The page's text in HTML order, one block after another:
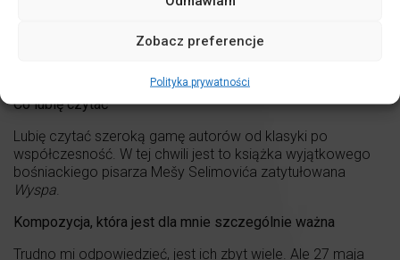
Zobacz preferencje
Polityka prywatności
Człowiek, którego podziwiam
Co lubię czytać
Lubię czytać szeroką gamę autorów od klasyki po
współczesność. W tej chwili jest to książka wyjątkowego
bośniackiego pisarza Mešy Selimovića zatytułowana
Wyspa
Kompozycja, która jest dla mnie szczególnie ważna
Trudno mi odpowiedzieć, jest ich zbyt wiele. Ale 27 maja